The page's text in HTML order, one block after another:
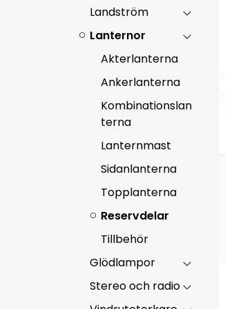
Landström
Lanternor
Akterlanterna
Ankerlanterna
Kombinationslan
terna
Lanternmast
Sidanlanterna
Topplanterna
Reservdelar
Tillbehör
Glödlampor
Stereo och radio